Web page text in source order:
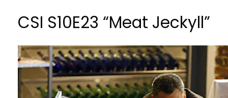
CSI S10E23 “Meat Jeckyll”